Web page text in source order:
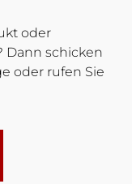
oder
Dann schicken
oder rufen Sie